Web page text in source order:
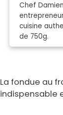
Chef
cuisine
de 750g.
La fondue au
indispensable